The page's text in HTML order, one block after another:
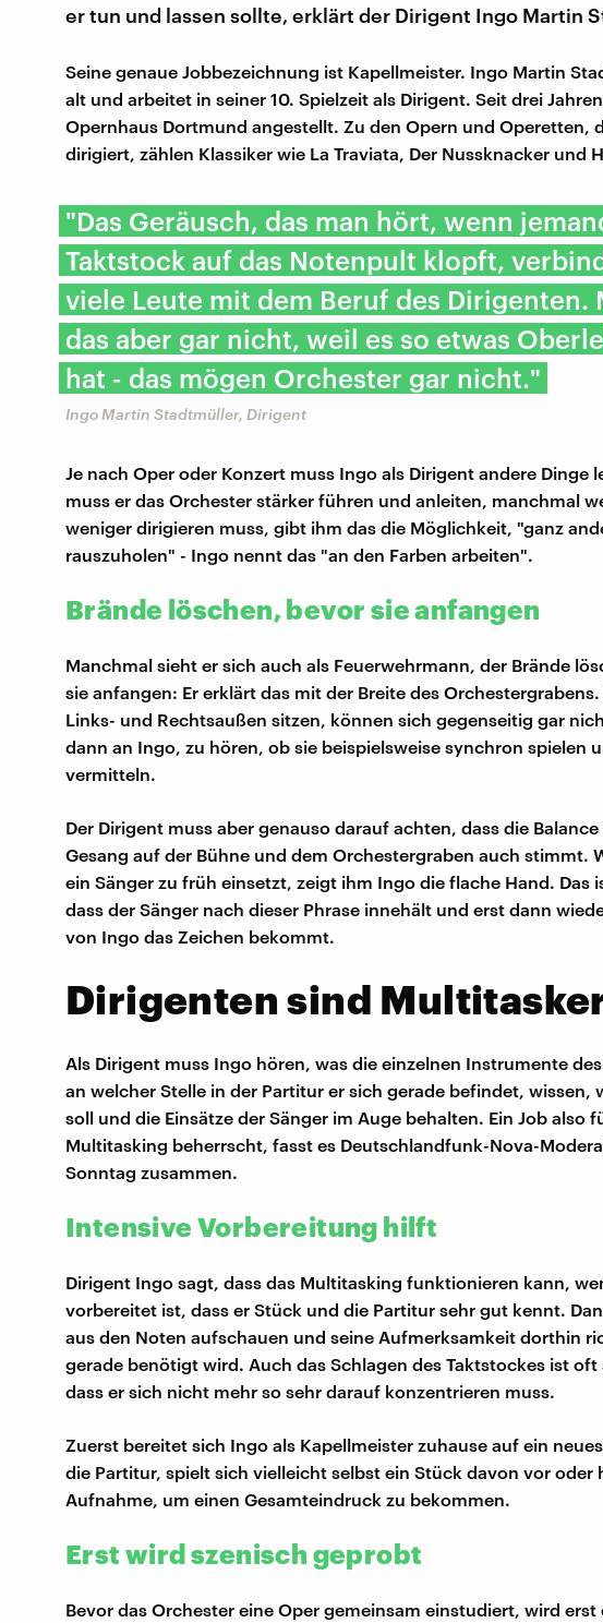
er tun und lassen sollte, erklärt der Dirigent Ingo Martin
Seine genaue Jobbezeichnung ist Kapellmeister. Ingo Martin
alt und arbeitet in seiner 10. Spielzeit als Dirigent. Seit drei
Opernhaus Dortmund angestellt. Zu den Opern und Operetten,
dirigiert, zählen Klassiker wie La Traviata, Der Nussknacker und
"Das Geräusch, das man hört, wenn
Taktstock auf das Notenpult klopft,
viele Leute mit dem Beruf des Dirigenten.
das aber gar nicht, weil es so etwas
hat - das mögen Orchester gar nicht."
Ingo Martin Stadtmüller, Dirigent
Je nach Oper oder Konzert muss Ingo als Dirigent andere Dinge
muss er das Orchester stärker führen und anleiten, manchmal
weniger dirigieren muss, gibt ihm das die Möglichkeit, "ganz
rauszuholen" - Ingo nennt das "an den Farben arbeiten".
Brände löschen, bevor sie anfangen
Manchmal sieht er sich auch als Feuerwehrmann, der Brände
sie anfangen: Er erklärt das mit der Breite des
Links- und Rechtsaußen sitzen, können sich gegenseitig gar
dann an Ingo, zu hören, ob sie beispielsweise synchron spielen
vermitteln.
Der Dirigent muss aber genauso darauf achten, dass die
Gesang auf der Bühne und dem Orchestergraben auch stimmt.
ein Sänger zu früh einsetzt, zeigt ihm Ingo die flache Hand. Das
dass der Sänger nach dieser Phrase innehält und erst dann
von Ingo das Zeichen bekommt.
Dirigenten sind
Als Dirigent muss Ingo hören, was die einzelnen Instrumente
an welcher Stelle in der Partitur er sich gerade befindet, wissen,
soll und die Einsätze der Sänger im Auge behalten. Ein Job also
Multitasking beherrscht, fasst es Deutschlandfunk-Nova-
Sonntag zusammen.
Intensive Vorbereitung hilft
Dirigent Ingo sagt, dass das Multitasking funktionieren kann,
vorbereitet ist, dass er Stück und die Partitur sehr gut kennt.
aus den Noten aufschauen und seine Aufmerksamkeit dorthin
gerade benötigt wird. Auch das Schlagen des Taktstockes ist
dass er sich nicht mehr so sehr darauf konzentrieren muss.
Zuerst bereitet sich Ingo als Kapellmeister zuhause auf ein
die Partitur, spielt sich vielleicht selbst ein Stück davon vor oder
Aufnahme, um einen Gesamteindruck zu bekommen.
Erst wird szenisch geprobt
Bevor das Orchester eine Oper gemeinsam einstudiert, wird erst